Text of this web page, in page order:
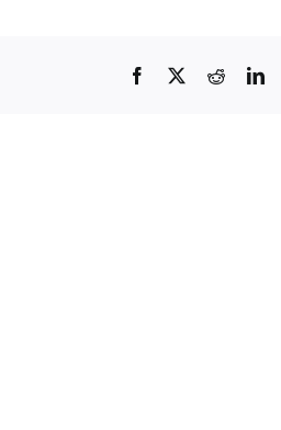
Facebook
X Reddit